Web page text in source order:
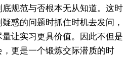
规范与否根本无从知道。这时
惑的问题时抓住时机去发问，
让实习更具价值。因此不但是
更是一个锻炼交际潜质的时